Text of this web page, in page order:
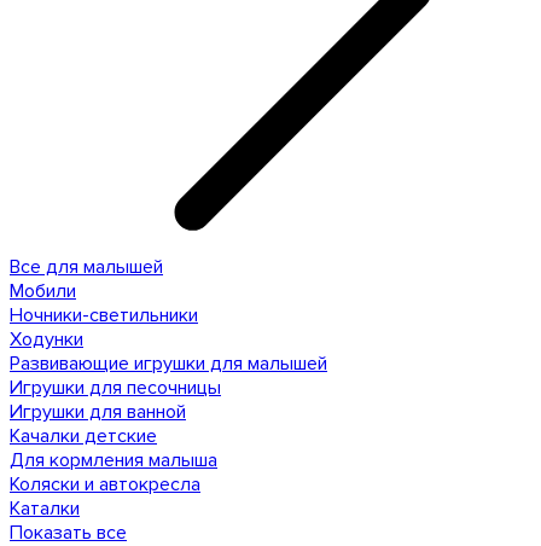
Все для малышей
Мобили
Ночники-светильники
Ходунки
Развивающие игрушки для малышей
Игрушки для песочницы
Игрушки для ванной
Качалки детские
Для кормления малыша
Коляски и автокресла
Каталки
Показать все